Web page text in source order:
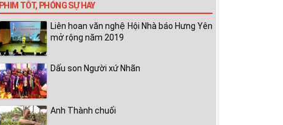
PHIM TỐT, PHÓNG SỰ HAY
Liên hoan văn nghệ Hội Nhà báo Hưng Yên
mở rộng năm 2019
Dấu son Người xứ Nhãn
Anh Thành chuối